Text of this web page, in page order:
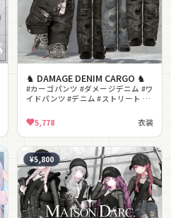
♞ DAMAGE DENIM CARGO ♞
#カーゴパンツ #ダメージデニム #ワ
イドパンツ #デニム #ストリート #
ンズ5,778 衣装
¥5,800